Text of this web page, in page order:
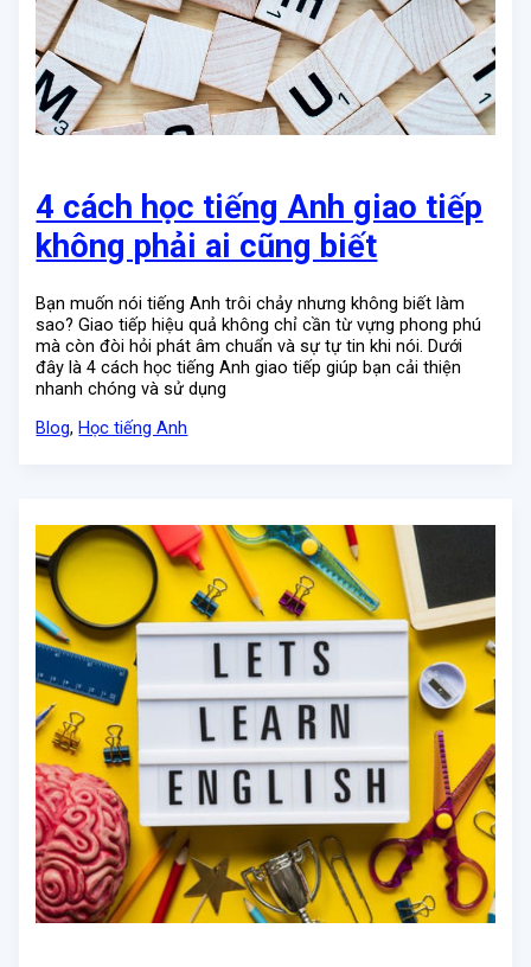
4 cách học tiếng Anh giao tiếp
không phải ai cũng biết
Bạn muốn nói tiếng Anh trôi chảy nhưng không biết làm
sao? Giao tiếp hiệu quả không chỉ cần từ vựng phong phú
mà còn đòi hỏi phát âm chuẩn và sự tự tin khi nói. Dưới
đây là 4 cách học tiếng Anh giao tiếp giúp bạn cải thiện
nhanh chóng và sử dụng
Blog,Học tiếng Anh